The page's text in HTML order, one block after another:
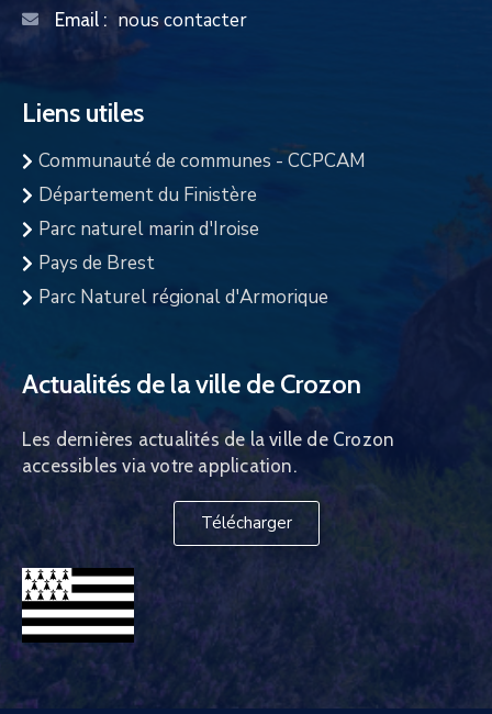
Email : nous contacter
Liens utiles
Communauté de communes - CCPCAM
Département du Finistère
Parc naturel marin d'Iroise
Pays de Brest
Parc Naturel régional d'Armorique
Actualités de la ville de Crozon
Les dernières actualités de la ville de Crozon
accessibles via votre application.
Télécharger